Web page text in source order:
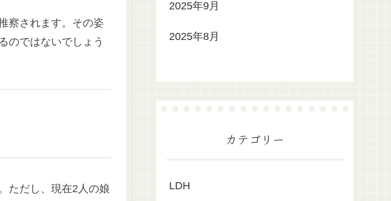
察されます。その姿
のではないでしょう
ただし、現在2人の娘
2025年9月
2025年8月
カテゴリー
LDH